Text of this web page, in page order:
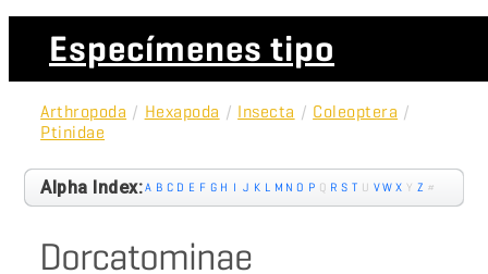
Especímenes tipo
Arthropoda / Hexapoda / Insecta / Coleoptera /
Ptinidae
Alpha Index:A B C D E F G H I J K L M N O P Q R S T U VW X Y Z #
Dorcatominae